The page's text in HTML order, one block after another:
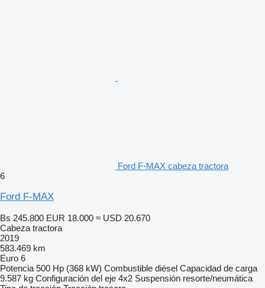
Ford F-MAX cabeza tractora
6
Ford F-MAX
Bs 245.800 EUR 18.000 ≈ USD 20.670
Cabeza tractora
2019
583.469 km
Euro 6
Potencia 500 Hp (368 kW) Combustible diésel Capacidad de carga
9.587 kg Configuración del eje 4x2 Suspensión resorte/neumática